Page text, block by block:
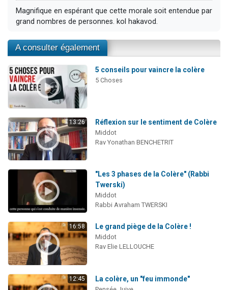
Magnifique en espérant que cette morale soit entendue par
grand nombres de personnes. kol hakavod.
A consulter également
5 conseils pour vaincre la colère
5 Choses
13:26 Réflexion sur le sentiment de Colère
Middot
Rav Yonathan BENCHETRIT
"Les 3 phases de la Colère" (Rabbi
Twerski)
Middot
Rabbi Avraham TWERSKI
16:58 Le grand piège de la Colère !
Middot
Rav Elie LELLOUCHE
12:45 La colère, un "feu immonde"